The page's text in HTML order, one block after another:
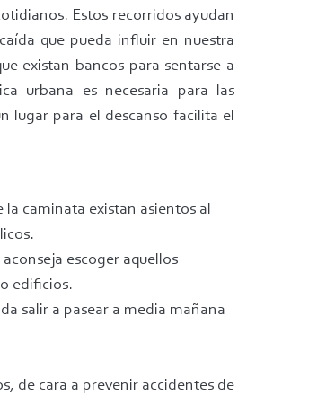
Estos recorridos ayudan
que pueda influir en nuestra
existan bancos para sentarse a
urbana es necesaria para las
lugar para el descanso facilita el
caminata existan asientos al
escoger aquellos
edificios.
salir a pasear a media mañana
de cara a prevenir accidentes de